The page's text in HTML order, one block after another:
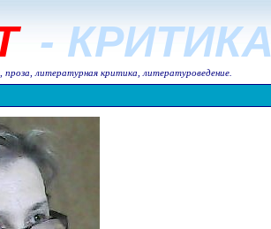
- КРИТИКА
литературная критика, литературоведение.